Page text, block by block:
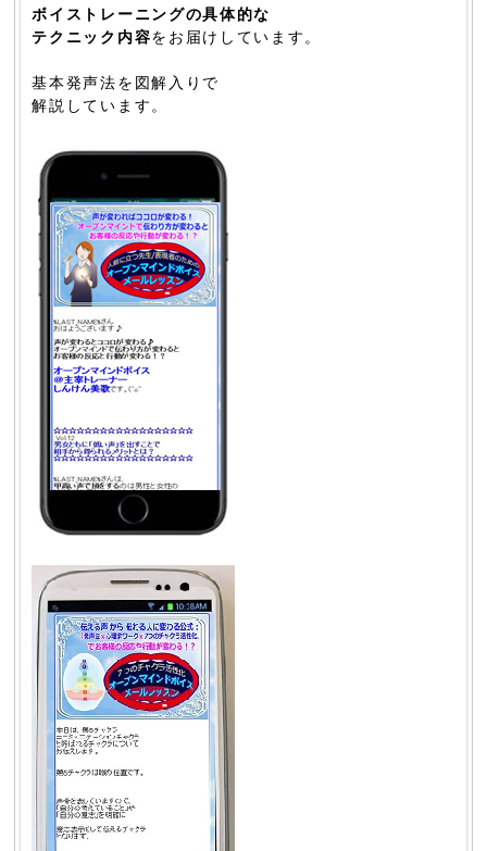
ボイストレーニングの具体的な
テクニック内容をお届けしています。
基本発声法を図解入りで
解説しています。